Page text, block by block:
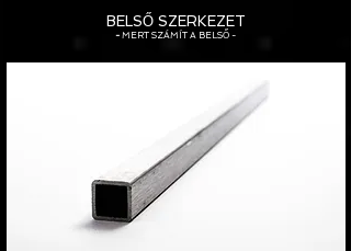
BELSŐ SZERKEZET
- MERT SZÁMÍT A BELSŐ -